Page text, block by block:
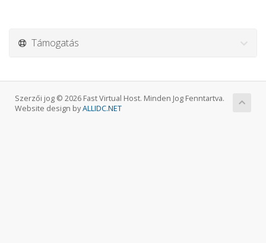
Támogatás
Szerzői jog © 2026 Fast Virtual Host. Minden Jog Fenntartva.
Website design byALLIDC.NET